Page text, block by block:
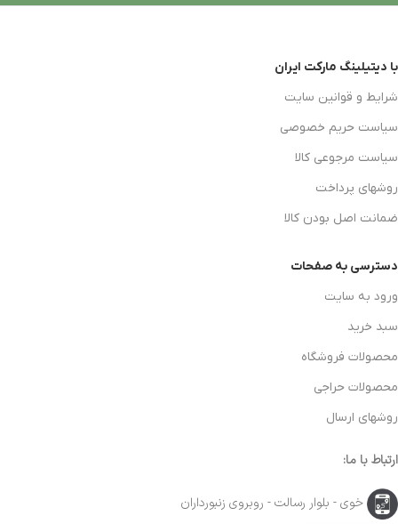
با دیتیلینگ مارکت ایران
شرایط و قوانین سایت
سیاست حریم خصوصی
سیاست مرجوعی کالا
روشهای پرداخت
ضمانت اصل بودن کالا
دسترسی به صفحات
ورود به سایت
سبد خرید
محصولات فروشگاه
محصولات حراجی
روشهای ارسال
ارتباط با ما:
خوی - بلوار رسالت - روبروی زنبورداران